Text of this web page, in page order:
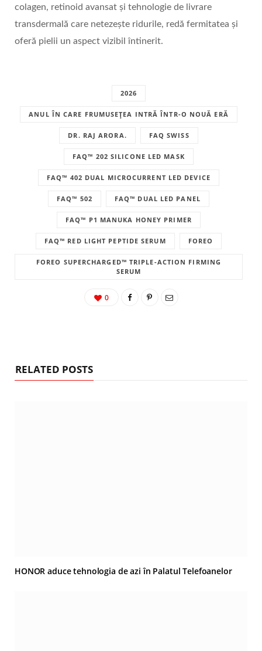
colagen, retinoid avansat și tehnologie de livrare
transdermală care netezește ridurile, redă fermitatea și
oferă pielii un aspect vizibil întinerit.
2026
ANUL ÎN CARE FRUMUSEȚEA INTRĂ ÎNTR-O NOUĂ ERĂ
DR. RAJ ARORA. FAQ SWISS
FAQ™ 202 SILICONE LED MASK
FAQ™ 402 DUAL MICROCURRENT LED DEVICE
FAQ™ 502 FAQ™ DUAL LED PANEL
FAQ™ P1 MANUKA HONEY PRIMER
FAQ™ RED LIGHT PEPTIDE SERUM FOREO
FOREO SUPERCHARGED™ TRIPLE-ACTION FIRMING
SERUM
0
RELATED POSTS
HONOR aduce tehnologia de azi în Palatul Telefoanelor